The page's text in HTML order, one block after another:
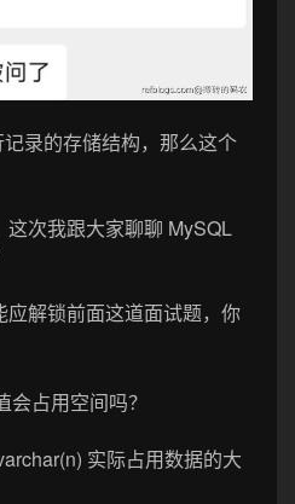
录的存储结构，那么这个
次我跟大家聊聊 MySQL
解锁前面这道面试题，你
占用空间吗？
实际占用数据的大